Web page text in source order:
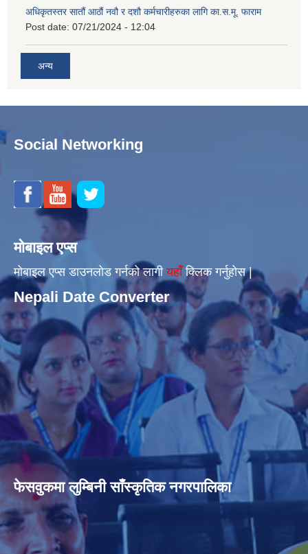
अधिकृतस्तर सातौं आठौं नवौ र दशौ कर्मचारीहरुका लागि का.स.मू. फाराम
Post date: 07/21/2024 - 12:04
अन्य
Social Networking
मोबाइल एप्स
मोबाइल एप्स डाउनलोड गर्नको लागीयहाँँक्लिक गर्नुहोस |
Nepali Date Converter
फेसवुकमा लुम्बिनी साँस्कृतिक नगरपालिका